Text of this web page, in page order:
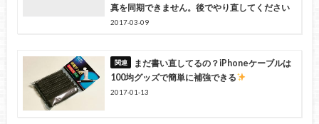
真を同期できません。後でやり直してください
2017-03-09
まだ書い直してるの？iPhoneケーブルは
100均グッズで簡単に補強できる
2017-01-13